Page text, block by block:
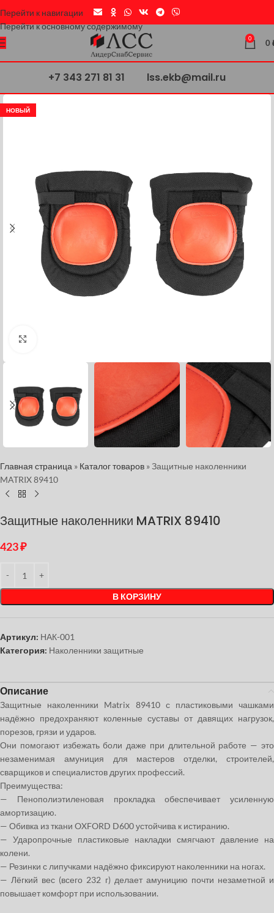
Перейти к навигации
Перейти к основному содержимому
0 0
+7 343 271 81 31 lss.ekb@mail.ru
НОВЫЙ
Главная страница » Каталог товаров »Защитные наколенники
MATRIX 89410
Защитные наколенники MATRIX 89410
423₽
В КОРЗИНУ
Артикул: НАК-001
Категория: Наколенники защитные
Описание
Защитные наколенники Matrix 89410 с пластиковыми чашками
надёжно предохраняют коленные суставы от давящих нагрузок,
порезов, грязи и ударов.
Они помогают избежать боли даже при длительной работе — это
незаменимая амуниция для мастеров отделки, строителей,
сварщиков и специалистов других профессий.
Преимущества:
— Пенополиэтиленовая прокладка обеспечивает усиленную
амортизацию.
— Обивка из ткани OXFORD D600 устойчива к истиранию.
— Ударопрочные пластиковые накладки смягчают давление на
колени.
— Резинки с липучками надёжно фиксируют наколенники на ногах.
— Лёгкий вес (всего 232 г) делает амуницию почти незаметной и
повышает комфорт при использовании.